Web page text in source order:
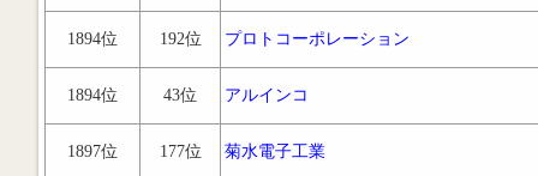
1894位 192位 プロトコーポレーション
1894位 43位 アルインコ
1897位 177位 菊水電子工業